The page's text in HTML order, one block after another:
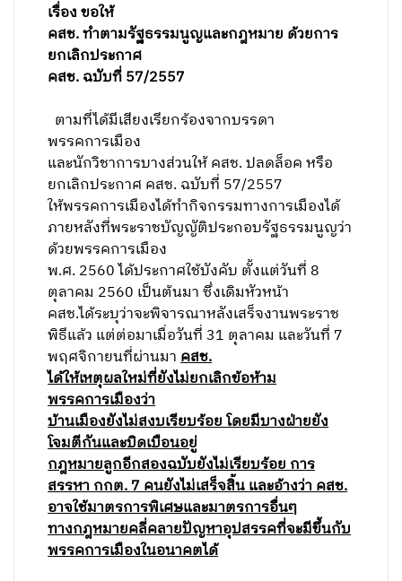
เรื่อง ขอให้
คสช. ทำตามรัฐธรรมนูญและกฎหมาย ด้วยการ
ยกเลิกประกาศ
คสช. ฉบับที่57/2557
ตามที่ได้มีเสียงเรียกร้องจากบรรดา
พรรคการเมือง
และนักวิชาการบางส่วนให้ คสช. ปลดล็อค หรือ
ยกเลิกประกาศ คสช. ฉบับที่ 57/2557
ให้พรรคการเมืองได้ทำกิจกรรมทางการเมืองได้
ภายหลังที่พระราชบัญญัติประกอบรัฐธรรมนูญว่า
ด้วยพรรคการเมือง
พ.ศ. 2560 ได้ประกาศใช้บังคับ ตั้งแต่วันที่ 8
ตุลาคม 2560 เป็นต้นมา ซึ่งเดิมหัวหน้า
คสช.ได้ระบุว่าจะพิจารณาหลังเสร็จงานพระราช
พิธีแล้ว แต่ต่อมาเมื่อวันที่ 31 ตุลาคม และวันที่ 7
พฤศจิกายนที่ผ่านมาคสช.
ได้ให้เหตุผลใหม่ที่ยังไม่ยกเลิกข้อห้าม
พรรคการเมืองว่า
บ้านเมืองยังไม่สงบเรียบร้อย โดยมีบางฝ่ายยัง
โจมตีกันและบิดเบือนอยู่
กฎหมายลูกอีกสองฉบับยังไม่เรียบร้อย การ
สรรหา กกต.7 คนยังไม่เสร็จสิ้น และอ้างว่า คสช.
อาจใช้มาตรการพิเศษและมาตรการอื่นๆ
ทางกฎหมายคลี่คลายปัญหาอุปสรรคที่จะมีขึ้นกับ
พรรคการเมืองในอนาคตได้